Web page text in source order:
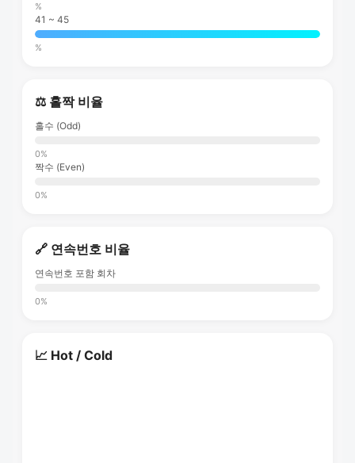
%
41 ~ 45
%
⚖️ 홀짝 비율
홀수 (Odd)
0%
짝수 (Even)
0%
🔗 연속번호 비율
연속번호 포함 회차
0%
📈 Hot / Cold